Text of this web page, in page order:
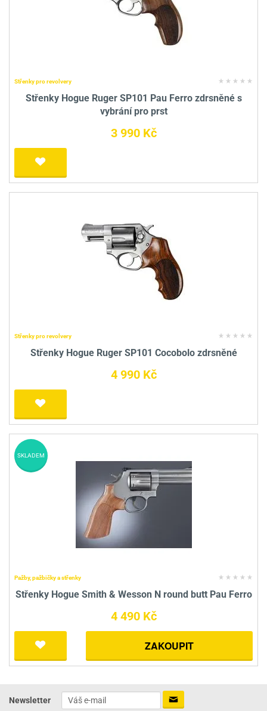
Střenky pro revolvery
Střenky Hogue Ruger SP101 Pau Ferro zdrsněné s
vybrání pro prst
3 990 Kč
Střenky pro revolvery
Střenky Hogue Ruger SP101 Cocobolo zdrsněné
4 990 Kč
Pažby, pažbičky a střenky
Střenky Hogue Smith & Wesson N round butt Pau Ferro
4 490 Kč
ZAKOUPIT
SKLADEM
Newsletter